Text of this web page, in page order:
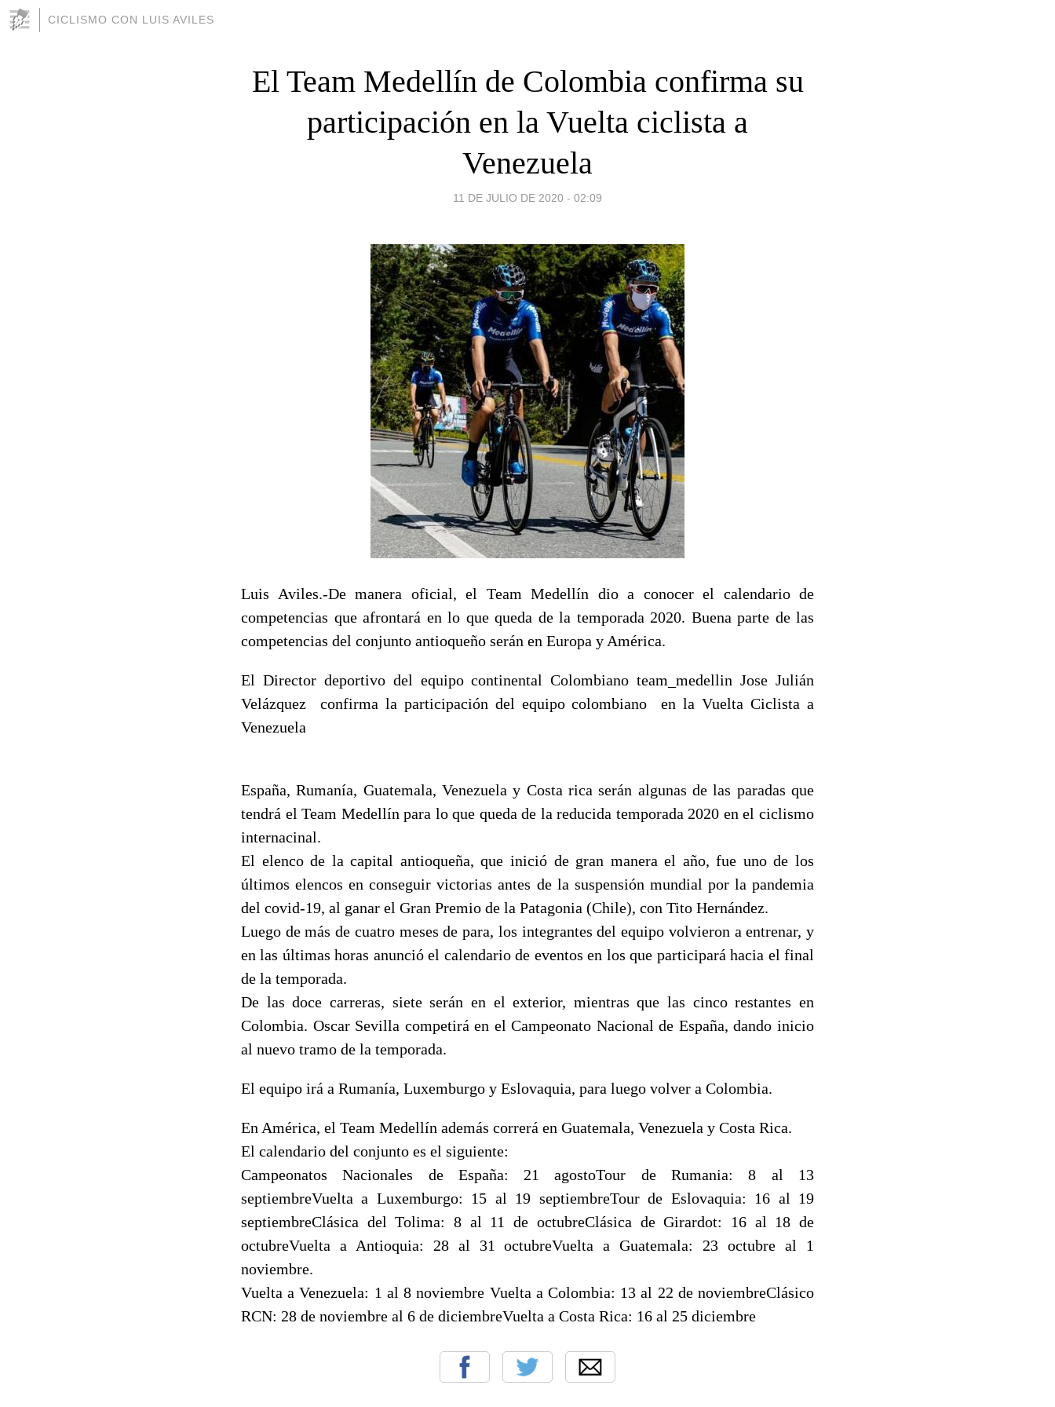
CICLISMO CON LUIS AVILES
El Team Medellín de Colombia confirma su
participación en la Vuelta ciclista a
Venezuela
11 DE JULIO DE 2020 - 02:09
Luis Aviles.-De manera oficial, el Team Medellín dio a conocer el calendario de
competencias que afrontará en lo que queda de la temporada 2020. Buena parte de las
competencias del conjunto antioqueño serán en Europa y América.
El Director deportivo del equipo continental Colombiano team_medellin Jose Julián
Velázquez confirma la participación del equipo colombiano en la Vuelta Ciclista a
Venezuela
España, Rumanía, Guatemala, Venezuela y Costa rica serán algunas de las paradas que
tendrá el Team Medellín para lo que queda de la reducida temporada 2020 en el ciclismo
internacinal.
El elenco de la capital antioqueña, que inició de gran manera el año, fue uno de los
últimos elencos en conseguir victorias antes de la suspensión mundial por la pandemia
del covid-19, al ganar el Gran Premio de la Patagonia (Chile), con Tito Hernández.
Luego de más de cuatro meses de para, los integrantes del equipo volvieron a entrenar, y
en las últimas horas anunció el calendario de eventos en los que participará hacia el final
de la temporada.
De las doce carreras, siete serán en el exterior, mientras que las cinco restantes en
Colombia. Oscar Sevilla competirá en el Campeonato Nacional de España, dando inicio
al nuevo tramo de la temporada.
El equipo irá a Rumanía, Luxemburgo y Eslovaquia, para luego volver a Colombia.
En América, el Team Medellín además correrá en Guatemala, Venezuela y Costa Rica.
El calendario del conjunto es el siguiente:
Campeonatos Nacionales de España: 21 agostoTour de Rumania: 8 al 13
septiembreVuelta a Luxemburgo: 15 al 19 septiembreTour de Eslovaquia: 16 al 19
septiembreClásica del Tolima: 8 al 11 de octubreClásica de Girardot: 16 al 18 de
octubreVuelta a Antioquia: 28 al 31 octubreVuelta a Guatemala: 23 octubre al 1
noviembre.
Vuelta a Venezuela: 1 al 8 noviembre Vuelta a Colombia: 13 al 22 de noviembreClásico
RCN: 28 de noviembre al 6 de diciembreVuelta a Costa Rica: 16 al 25 diciembre